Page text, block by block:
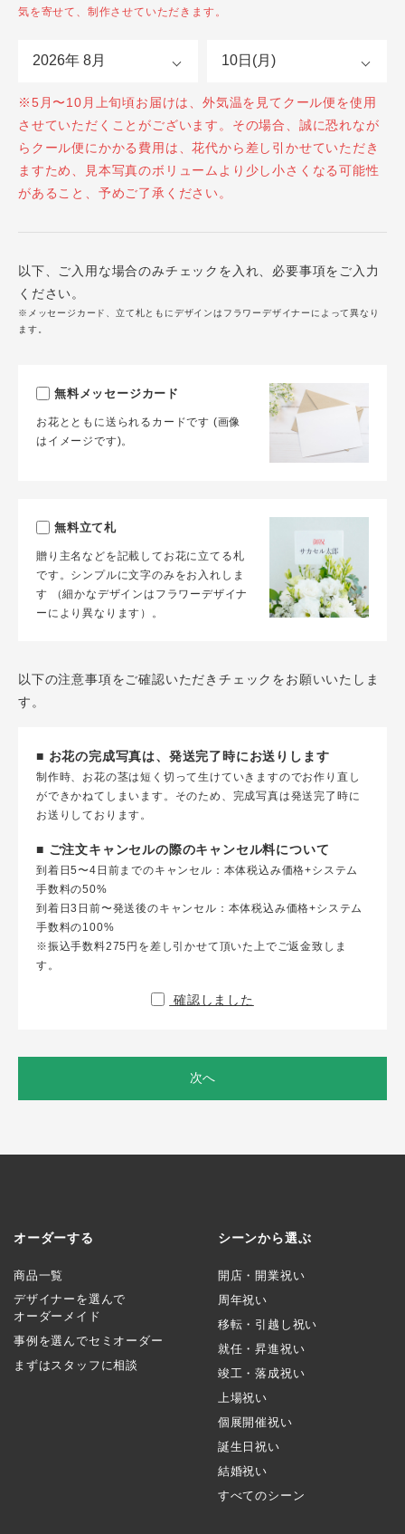
気を寄せて、制作させていただきます。
※5月〜10月上旬頃お届けは、外気温を見てクール便を使用
させていただくことがございます。その場合、誠に恐れなが
らクール便にかかる費用は、花代から差し引かせていただき
ますため、見本写真のボリュームより少し小さくなる可能性
があること、予めご了承ください。
以下、ご入用な場合のみチェックを入れ、必要事項をご入力
ください。
※メッセージカード、立て札ともにデザインはフラワーデザイナーによって異なり
ます。
無料メッセージカード
お花とともに送られるカードです (画像
はイメージです)。
無料立て札
贈り主名などを記載してお花に立てる札
です。シンプルに文字のみをお入れしま
す （細かなデザインはフラワーデザイナ
ーにより異なります）。
以下の注意事項をご確認いただきチェックをお願いいたしま
す。
■ お花の完成写真は、発送完了時にお送りします
制作時、お花の茎は短く切って生けていきますのでお作り直し
ができかねてしまいます。そのため、完成写真は発送完了時に
お送りしております。
■ ご注文キャンセルの際のキャンセル料について
到着日5〜4日前までのキャンセル：本体税込み価格+システム
手数料の50%
到着日3日前〜発送後のキャンセル：本体税込み価格+システム
手数料の100%
※振込手数料275円を差し引かせて頂いた上でご返金致しま
す。
確認しました
次へ
オーダーする
商品一覧
デザイナーを選んで
オーダーメイド
事例を選んでセミオーダー
まずはスタッフに相談
シーンから選ぶ
開店・開業祝い
周年祝い
移転・引越し祝い
就任・昇進祝い
竣工・落成祝い
上場祝い
個展開催祝い
誕生日祝い
結婚祝い
すべてのシーン